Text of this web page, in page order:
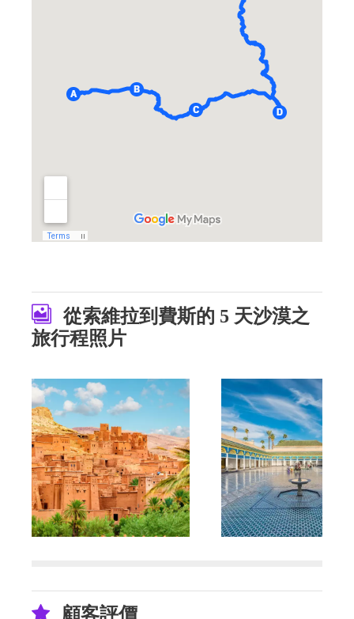
從索維拉到費斯的 5 天沙漠之
旅行程照片
顧客評價